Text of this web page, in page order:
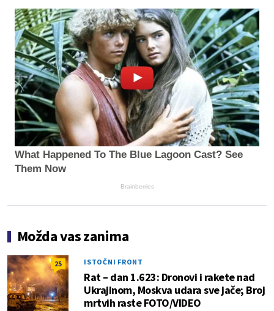
What Happened To The Blue Lagoon Cast? See
Them Now
Brainberries
Možda vas zanima
25 ISTOČNI FRONT
Rat – dan 1.623: Dronovi i rakete nad
Ukrajinom, Moskva udara sve jače; Broj
mrtvih raste FOTO/VIDEO